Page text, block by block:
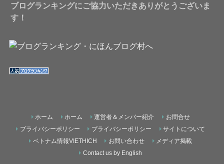
ブログランキングにご協力いただきありがとうございま
す！
ホーム ホーム 運営者＆メンバー紹介
お問合せ
プライバシーポリシー
プライバシーポリシー
サイトについて
ベトナム情報VIETHICH
お問い合わせ
メディア掲載
Contact us by English